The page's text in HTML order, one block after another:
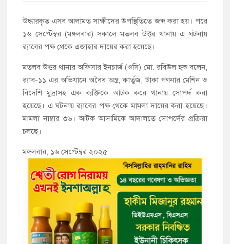
উদ্ধারকৃত এসব আলামত সাক্ষীদের উপস্থিতিতে জব্দ করা হয়। পরে
১৬ সেপ্টেম্বর (মঙ্গলবার) সকালে মতলব উত্তর থানায় এ ঘটনায়
র‌্যাবের পক্ষ থেকে এজাহার দায়ের করা হয়েছে।
মতলব উত্তর থানার অফিসার ইনচার্জ (ওসি) মো. রবিউল হক বলেন,
র‌্যাব-১১ এর অভিযানে অবৈধ অস্ত্র, কার্তুজ, টাকা গণনার মেশিন ও
বিদেশি মুদ্রাসহ এক ব্যক্তিকে আটক করে থানায় সোপর্দ করা
হয়েছে। এ ঘটনায় র‌্যাবের পক্ষ থেকে মামলা দায়ের করা হয়েছে।
মামলা নাম্বার ৩৬। আটক আসামিকে আদালতে সোপর্দের প্রক্রিয়া
চলছে।
মঙ্গলবার, ১৬ সেপ্টেম্বর ২০২৫